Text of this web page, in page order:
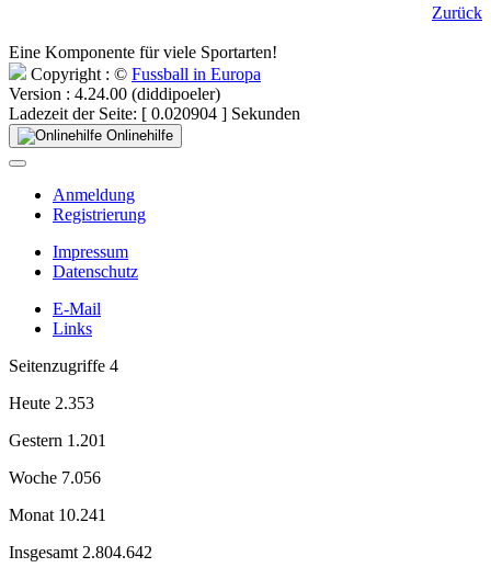
Zurück
Eine Komponente für viele Sportarten!
Copyright : © Fussball in Europa
Version : 4.24.00 (diddipoeler)
Ladezeit der Seite: [ 0.020904 ] Sekunden
Onlinehilfe
Anmeldung
Registrierung
Impressum
Datenschutz
E-Mail
Links
Seitenzugriffe 4
Heute 2.353
Gestern 1.201
Woche 7.056
Monat 10.241
Insgesamt 2.804.642